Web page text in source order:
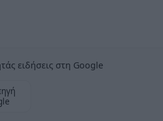
ειδήσεις στη Google